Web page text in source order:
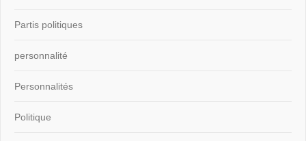
Partis politiques
personnalité
Personnalités
Politique